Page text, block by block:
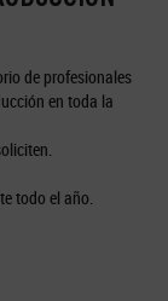
de profesionales
en toda la
todo el año.